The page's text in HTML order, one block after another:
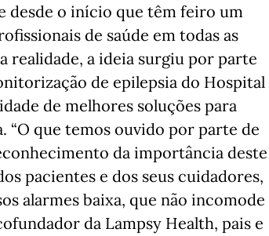
desde o início que têm feiro um
de saúde em todas as
realidade, a ideia surgiu por parte
de epilepsia do Hospital
de melhores soluções para
“O que temos ouvido por parte de
da importância deste
pacientes e dos seus cuidadores,
alarmes baixa, que não incomode
da Lampsy Health, pais e